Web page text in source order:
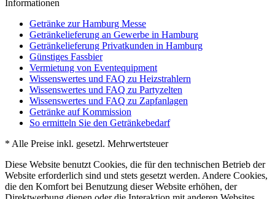
Informationen
Getränke zur Hamburg Messe
Getränkelieferung an Gewerbe in Hamburg
Getränkelieferung Privatkunden in Hamburg
Günstiges Fassbier
Vermietung von Eventequipment
Wissenswertes und FAQ zu Heizstrahlern
Wissenswertes und FAQ zu Partyzelten
Wissenswertes und FAQ zu Zapfanlagen
Getränke auf Kommission
So ermitteln Sie den Getränkebedarf
* Alle Preise inkl. gesetzl. Mehrwertsteuer
Diese Website benutzt Cookies, die für den technischen Betrieb der
Website erforderlich sind und stets gesetzt werden. Andere Cookies,
die den Komfort bei Benutzung dieser Website erhöhen, der